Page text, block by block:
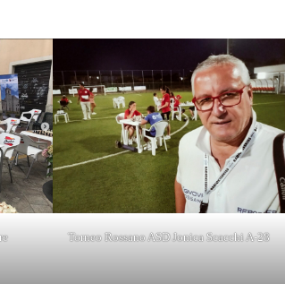
Torneo Rossano ASD Jonica Scacchi A-28